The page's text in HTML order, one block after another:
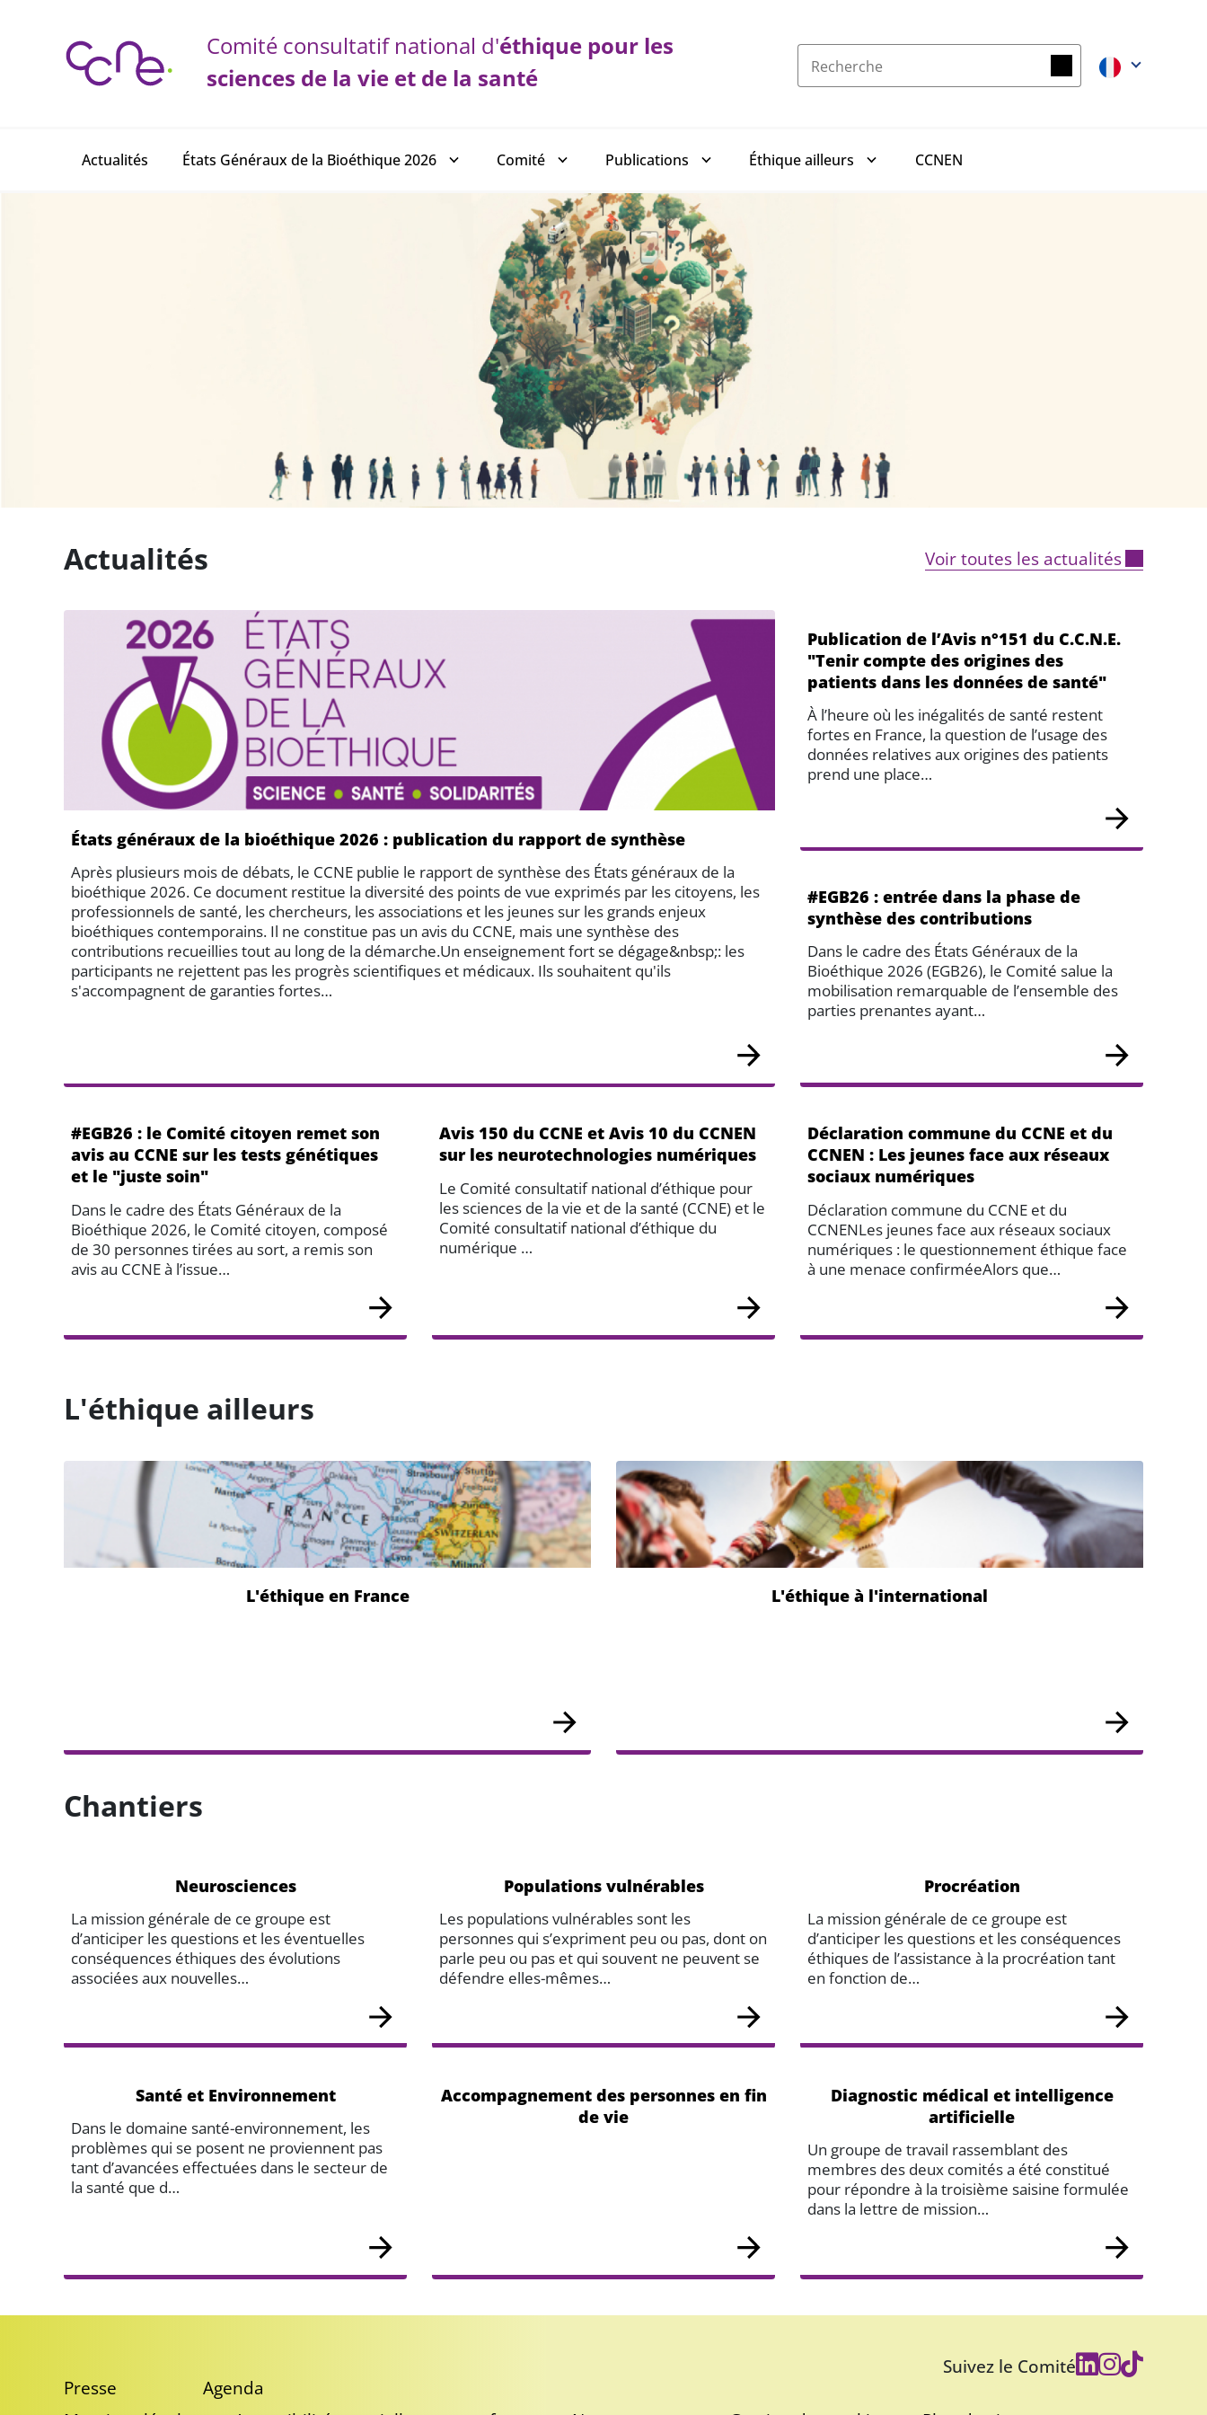
Comité consultatif national d'éthique pour les
sciences de la vie et de la santé
Recherche Recherche
Actualités États Généraux de la Bioéthique 2026 Comité Publications Éthique ailleurs CCNEN
Actualités Voir toutes les actualités
États généraux de la bioéthique 2026 : publication du rapport de synthèse
Après plusieurs mois de débats, le CCNE publie le rapport de synthèse des États généraux de la
bioéthique 2026. Ce document restitue la diversité des points de vue exprimés par les citoyens, les
professionnels de santé, les chercheurs, les associations et les jeunes sur les grands enjeux
bioéthiques contemporains. Il ne constitue pas un avis du CCNE, mais une synthèse des
contributions recueillies tout au long de la démarche.Un enseignement fort se dégage&nbsp;: les
participants ne rejettent pas les progrès scientifiques et médicaux. Ils souhaitent qu'ils
s'accompagnent de garanties fortes…
Publication de l’Avis n°151 du C.C.N.E.
"Tenir compte des origines des
patients dans les données de santé"
À l’heure où les inégalités de santé restent
fortes en France, la question de l’usage des
données relatives aux origines des patients
prend une place…
#EGB26 : entrée dans la phase de
synthèse des contributions
Dans le cadre des États Généraux de la
Bioéthique 2026 (EGB26), le Comité salue la
mobilisation remarquable de l’ensemble des
parties prenantes ayant…
#EGB26 : le Comité citoyen remet son
avis au CCNE sur les tests génétiques
et le "juste soin"
Dans le cadre des États Généraux de la
Bioéthique 2026, le Comité citoyen, composé
de 30 personnes tirées au sort, a remis son
avis au CCNE à l’issue…
Avis 150 du CCNE et Avis 10 du CCNEN
sur les neurotechnologies numériques
Le Comité consultatif national d’éthique pour
les sciences de la vie et de la santé (CCNE) et le
Comité consultatif national d’éthique du
numérique …
Déclaration commune du CCNE et du
CCNEN : Les jeunes face aux réseaux
sociaux numériques
Déclaration commune du CCNE et du
CCNENLes jeunes face aux réseaux sociaux
numériques : le questionnement éthique face
à une menace confirméeAlors que…
L'éthique ailleurs
L'éthique en France L'éthique à l'international
Chantiers
Neurosciences
La mission générale de ce groupe est
d’anticiper les questions et les éventuelles
conséquences éthiques des évolutions
associées aux nouvelles…
Populations vulnérables
Les populations vulnérables sont les
personnes qui s’expriment peu ou pas, dont on
parle peu ou pas et qui souvent ne peuvent se
défendre elles-mêmes…
Procréation
La mission générale de ce groupe est
d’anticiper les questions et les conséquences
éthiques de l’assistance à la procréation tant
en fonction de…
Santé et Environnement
Dans le domaine santé-environnement, les
problèmes qui se posent ne proviennent pas
tant d’avancées effectuées dans le secteur de
la santé que d…
Accompagnement des personnes en fin
de vie
Diagnostic médical et intelligence
artificielle
Un groupe de travail rassemblant des
membres des deux comités a été constitué
pour répondre à la troisième saisine formulée
dans la lettre de mission…
Presse Agenda
Suivez le Comité